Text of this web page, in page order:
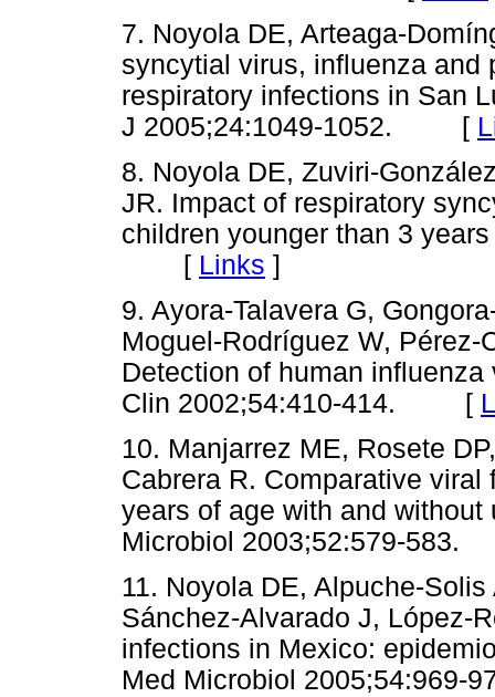
7. Noyola DE, Arteaga-
syncytial virus, influenza and
respiratory infections in San
J 2005;24:1049-1052. [
8. Noyola DE, Zuviri-
JR. Impact of respiratory
children younger than 3
[ Links ]
9. Ayora-Talavera G,
Moguel-Rodríguez W, Pérez-
Detection of human
Clin 2002;54:410-414. [
10. Manjarrez ME, Rosete
Cabrera R. Comparative
years of age with and
Microbiol 2003;52:579-
11. Noyola DE, Alpuche-
Sánchez-Alvarado J, López-
infections in Mexico:
Med Microbiol